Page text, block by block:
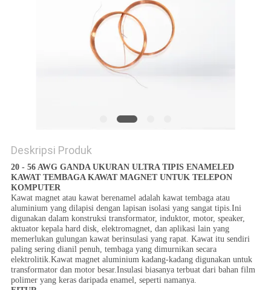
Deskripsi Produk
20 - 56 AWG GANDA UKURAN ULTRA TIPIS ENAMELED
KAWAT TEMBAGA KAWAT MAGNET UNTUK TELEPON
KOMPUTER
Kawat magnet atau kawat berenamel adalah kawat tembaga atau
aluminium yang dilapisi dengan lapisan isolasi yang sangat tipis.Ini
digunakan dalam konstruksi transformator, induktor, motor, speaker,
aktuator kepala hard disk, elektromagnet, dan aplikasi lain yang
memerlukan gulungan kawat berinsulasi yang rapat. Kawat itu sendiri
paling sering dianil penuh, tembaga yang dimurnikan secara
elektrolitik.Kawat magnet aluminium kadang-kadang digunakan untuk
transformator dan motor besar.Insulasi biasanya terbuat dari bahan film
polimer yang keras daripada enamel, seperti namanya.